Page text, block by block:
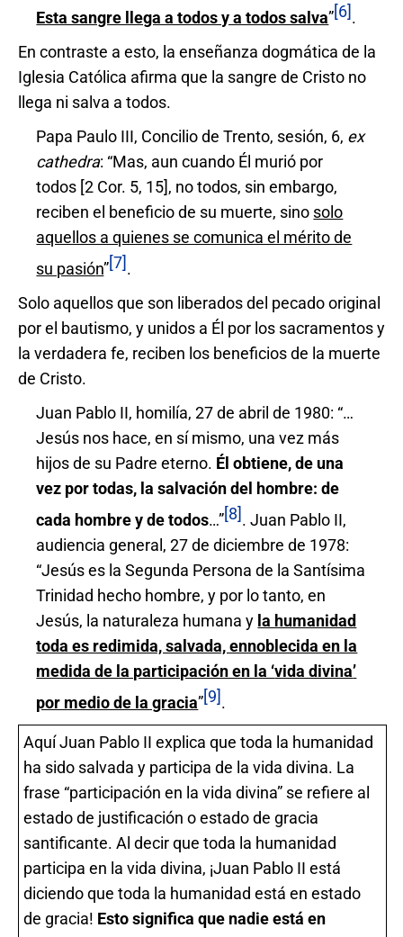
Esta sangre llega a todos y a todos salva”[6].
En contraste a esto, la enseñanza dogmática de la
Iglesia Católica afirma que la sangre de Cristo no
llega ni salva a todos.
Papa Paulo III, Concilio de Trento, sesión, 6, ex
cathedra: “Mas, aun cuando Él murió por
todos [2 Cor. 5, 15], no todos, sin embargo,
reciben el beneficio de su muerte, sino solo
aquellos a quienes se comunica el mérito de
su pasión”[7].
Solo aquellos que son liberados del pecado original
por el bautismo, y unidos a Él por los sacramentos y
la verdadera fe, reciben los beneficios de la muerte
de Cristo.
Juan Pablo II, homilía, 27 de abril de 1980: “…
Jesús nos hace, en sí mismo, una vez más
hijos de su Padre eterno. Él obtiene, de una
vez por todas, la salvación del hombre: de
cada hombre y de todos…”[8]. Juan Pablo II,
audiencia general, 27 de diciembre de 1978:
“Jesús es la Segunda Persona de la Santísima
Trinidad hecho hombre, y por lo tanto, en
Jesús, la naturaleza humana y la humanidad
toda es redimida, salvada, ennoblecida en la
medida de la participación en la ‘vida divina’
por medio de la gracia”[9].
Aquí Juan Pablo II explica que toda la humanidad
ha sido salvada y participa de la vida divina. La
frase “participación en la vida divina” se refiere al
estado de justificación o estado de gracia
santificante. Al decir que toda la humanidad
participa en la vida divina, ¡Juan Pablo II está
diciendo que toda la humanidad está en estado
de gracia! Esto significa que nadie está en